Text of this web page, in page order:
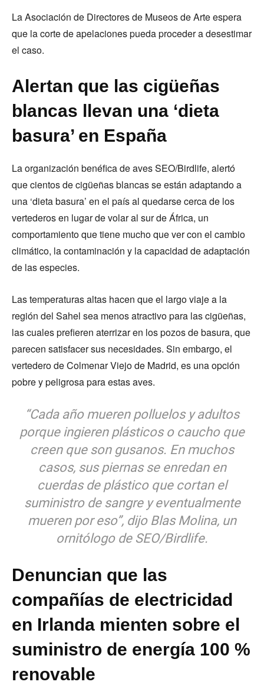
La Asociación de Directores de Museos de Arte espera
que la corte de apelaciones pueda proceder a desestimar
el caso.
Alertan que las cigüeñas
blancas llevan una ‘dieta
basura’ en España
La organización benéfica de aves SEO/Birdlife, alertó
que cientos de cigüeñas blancas se están adaptando a
una ‘dieta basura’ en el país al quedarse cerca de los
vertederos en lugar de volar al sur de África, un
comportamiento que tiene mucho que ver con el cambio
climático, la contaminación y la capacidad de adaptación
de las especies.
Las temperaturas altas hacen que el largo viaje a la
región del Sahel sea menos atractivo para las cigüeñas,
las cuales prefieren aterrizar en los pozos de basura, que
parecen satisfacer sus necesidades. Sin embargo, el
vertedero de Colmenar Viejo de Madrid, es una opción
pobre y peligrosa para estas aves.
“Cada año mueren polluelos y adultos
porque ingieren plásticos o caucho que
creen que son gusanos. En muchos
casos, sus piernas se enredan en
cuerdas de plástico que cortan el
suministro de sangre y eventualmente
mueren por eso”, dijo Blas Molina, un
ornitólogo de SEO/Birdlife.
Denuncian que las
compañías de electricidad
en Irlanda mienten sobre el
suministro de energía 100 %
renovable